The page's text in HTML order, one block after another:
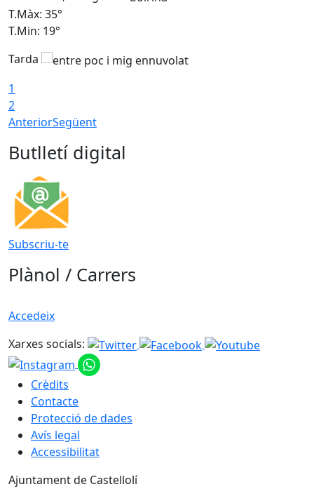
T.Màx: 35°
T.Min: 19°
Tarda
1
2
AnteriorSegüent
Butlletí digital
Subscriu-te
Plànol / Carrers
Accedeix
Xarxes socials:
Crèdits
Contacte
Protecció de dades
Avís legal
Accessibilitat
Ajuntament de Castellolí